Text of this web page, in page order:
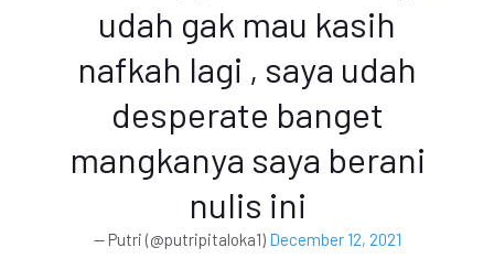
udah gak mau kasih
nafkah lagi , saya udah
desperate banget
mangkanya saya berani
nulis ini
— Putri (@putripitaloka1) December 12, 2021